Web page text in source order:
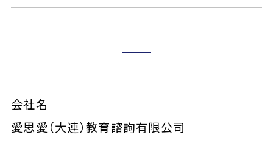
会社名
愛思愛（大連）教育諮詢有限公司